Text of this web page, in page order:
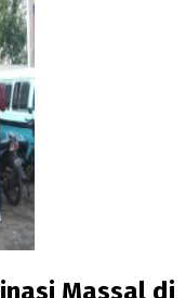
Massal di